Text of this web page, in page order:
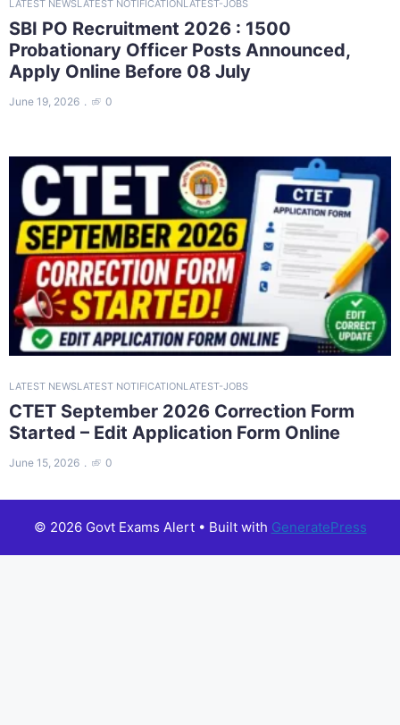
LATEST NEWSLATEST NOTIFICATIONLATEST-JOBS
SBI PO Recruitment 2026 : 1500
Probationary Officer Posts Announced,
Apply Online Before 08 July
June 19, 2026 0
LATEST NEWSLATEST NOTIFICATIONLATEST-JOBS
CTET September 2026 Correction Form
Started – Edit Application Form Online
June 15, 2026 0
© 2026 Govt Exams Alert• Built with GeneratePress